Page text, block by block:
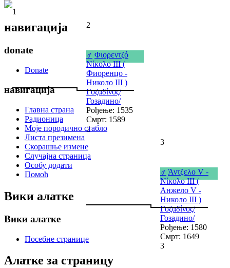
1
2
♂ Φιορεντζό
Νίκολο III (
Фиоренцо -
Николо III )
Γοζαδίνος/
Гозадино/
Рођење: 1535
Смрт: 1589
2
3
♂ Άντζελο V -
Νίκολο III (
Анжело V -
Николо III )
Γοζαδίνος/
Гозадино/
Рођење: 1580
Смрт: 1649
3
навигација
donate
Donate
навигација
Главна страна
Радионица
Моје породично стабло
Листа презимена
Скорашње измене
Случајна страница
Особу додати
Помоћ
Вики алатке
Вики алатке
Посебне странице
Алатке за страницу